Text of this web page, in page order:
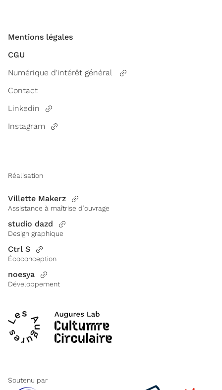
Mentions légales
CGU
Numérique d'intérêt général
Contact
Linkedin
Instagram
Réalisation
Villette Makerz
Assistance à maîtrise d’ouvrage
studio dazd
Design graphique
Ctrl S
Écoconception
noesya
Développement
Soutenu par